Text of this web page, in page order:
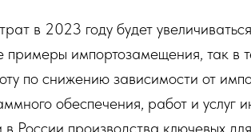
в 2023 году будет
примеры импортозамещения, так в
по снижению зависимости от
обеспечения, работ и услуг